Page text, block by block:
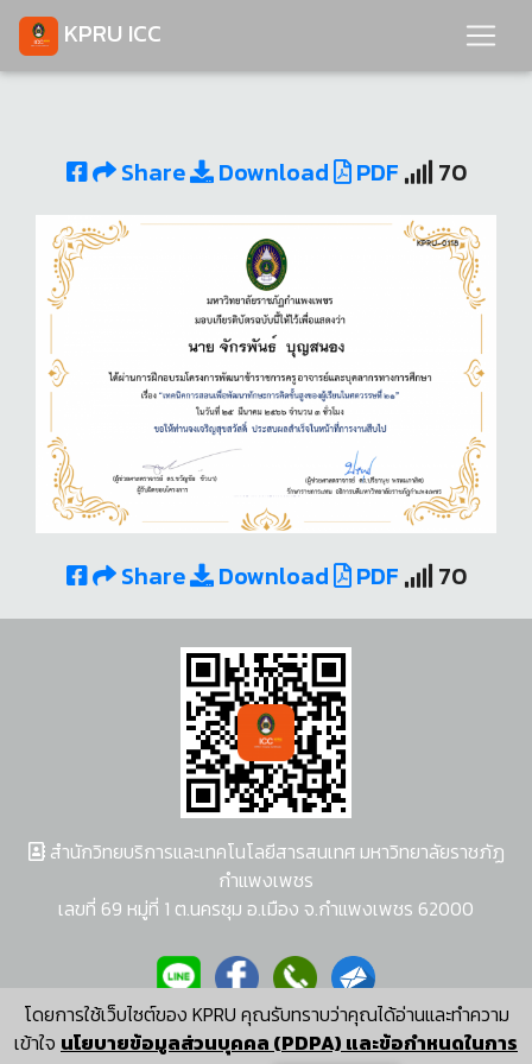
KPRU ICC
Share Download PDF 70
Share Download PDF 70
โดยการใช้เว็บไซต์ของ KPRU คุณรับทราบว่าคุณได้อ่านและทำความ
เข้าใจ นโยบายข้อมูลส่วนบุคคล (PDPA) และข้อกำหนดในการ
สำนักวิทยบริการและเทคโนโลยีสารสนเทศ มหาวิทยาลัยราชภัฏ
กำแพงเพชร
เลขที่ 69 หมู่ที่ 1 ต.นครชุม อ.เมือง จ.กำแพงเพชร 62000
ผู้พัฒนาระบบ อนุชา พวงผกา